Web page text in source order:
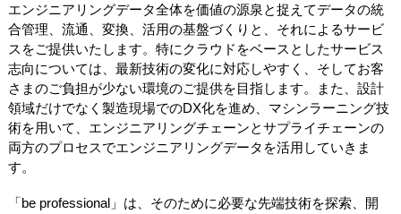
エンジニアリングデータ全体を価値の源泉と捉えてデータの統
合管理、流通、変換、活用の基盤づくりと、それによるサービ
スをご提供いたします。特にクラウドをベースとしたサービス
志向については、最新技術の変化に対応しやすく、そしてお客
さまのご負担が少ない環境のご提供を目指します。また、設計
領域だけでなく製造現場でのDX化を進め、マシンラーニング技
術を用いて、エンジニアリングチェーンとサプライチェーンの
両方のプロセスでエンジニアリングデータを活用していきま
す。
「be professional」は、そのために必要な先端技術を探索、開